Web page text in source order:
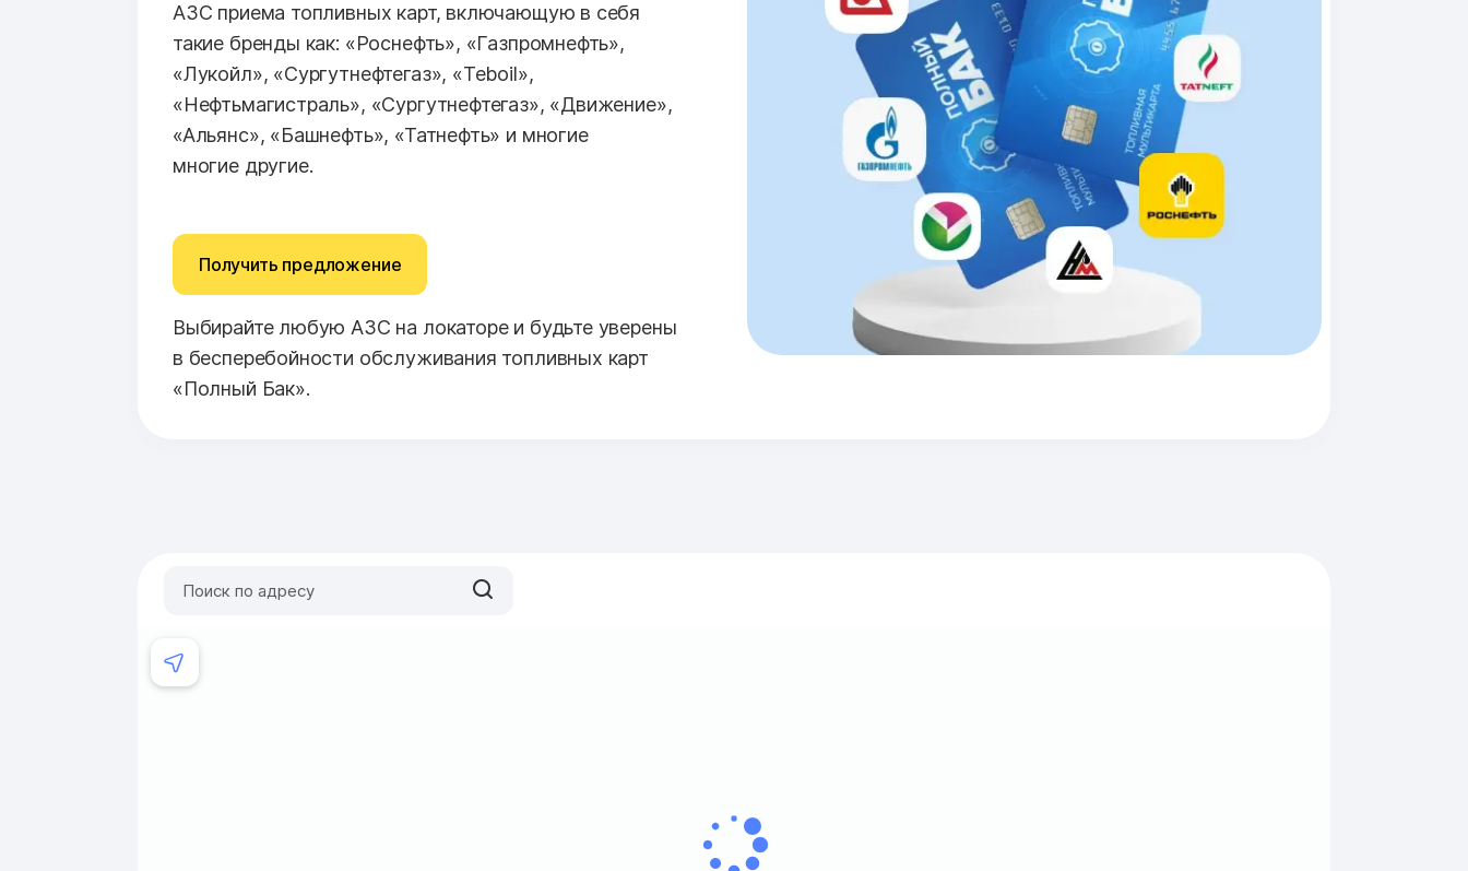
АЗС приема топливных карт, включающую в себя
такие бренды как: «Роснефть», «Газпромнефть»,
«Лукойл», «Сургутнефтегаз», «Teboil»,
«Нефтьмагистраль», «Сургутнефтегаз», «Движение»,
«Альянс», «Башнефть», «Татнефть» и многие
многие другие.
Получить предложение
Выбирайте любую АЗС на локаторе и будьте уверены
в бесперебойности обслуживания топливных карт
«Полный Бак».